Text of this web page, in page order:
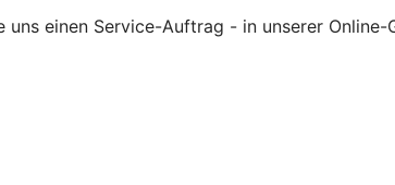
einen Service-Auftrag - in unserer Online-